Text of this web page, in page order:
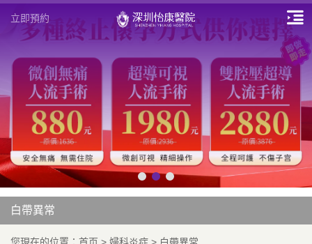
立即預約
白帶異常
您現在的位置： 首页 > 婦科炎症 > 白帶異常